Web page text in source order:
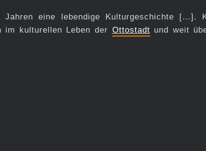
Jahren eine lebendige Kulturgeschichte […].
im kulturellen Leben der Ottostadt und weit